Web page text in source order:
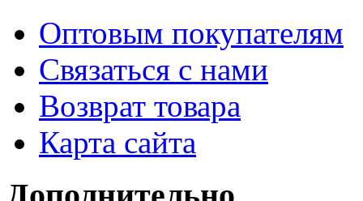
Оптовым покупателям
Связаться с нами
Возврат товара
Карта сайта